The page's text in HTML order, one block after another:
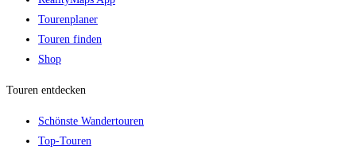
Tourenplaner
Touren finden
Shop
Touren entdecken
Schönste Wandertouren
Top-Touren